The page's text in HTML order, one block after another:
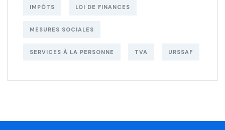
IMPÔTS LOI DE FINANCES
MESURES SOCIALES
SERVICES À LA PERSONNE TVA URSSAF